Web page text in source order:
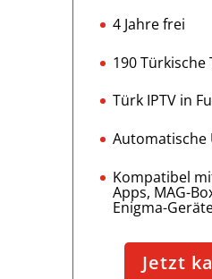
4 Jahre frei
190 Türkische
Türk IPTV in
Automatische
Kompatibel
Apps, MAG-
Enigma-
Jetzt